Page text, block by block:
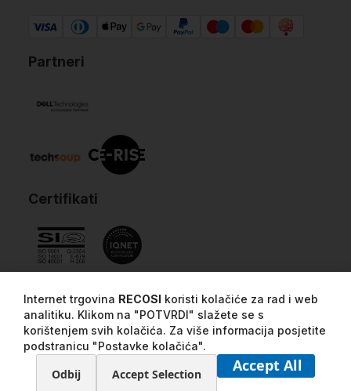
Partneri
Certifikati
Internet trgovina RECOSI koristi kolačiće za rad i web
analitiku. Klikom na "POTVRDI" slažete se s
korištenjem svih kolačića. Za više informacija posjetite
podstranicu "Postavke kolačića".
Odbij Accept Selection Accept All